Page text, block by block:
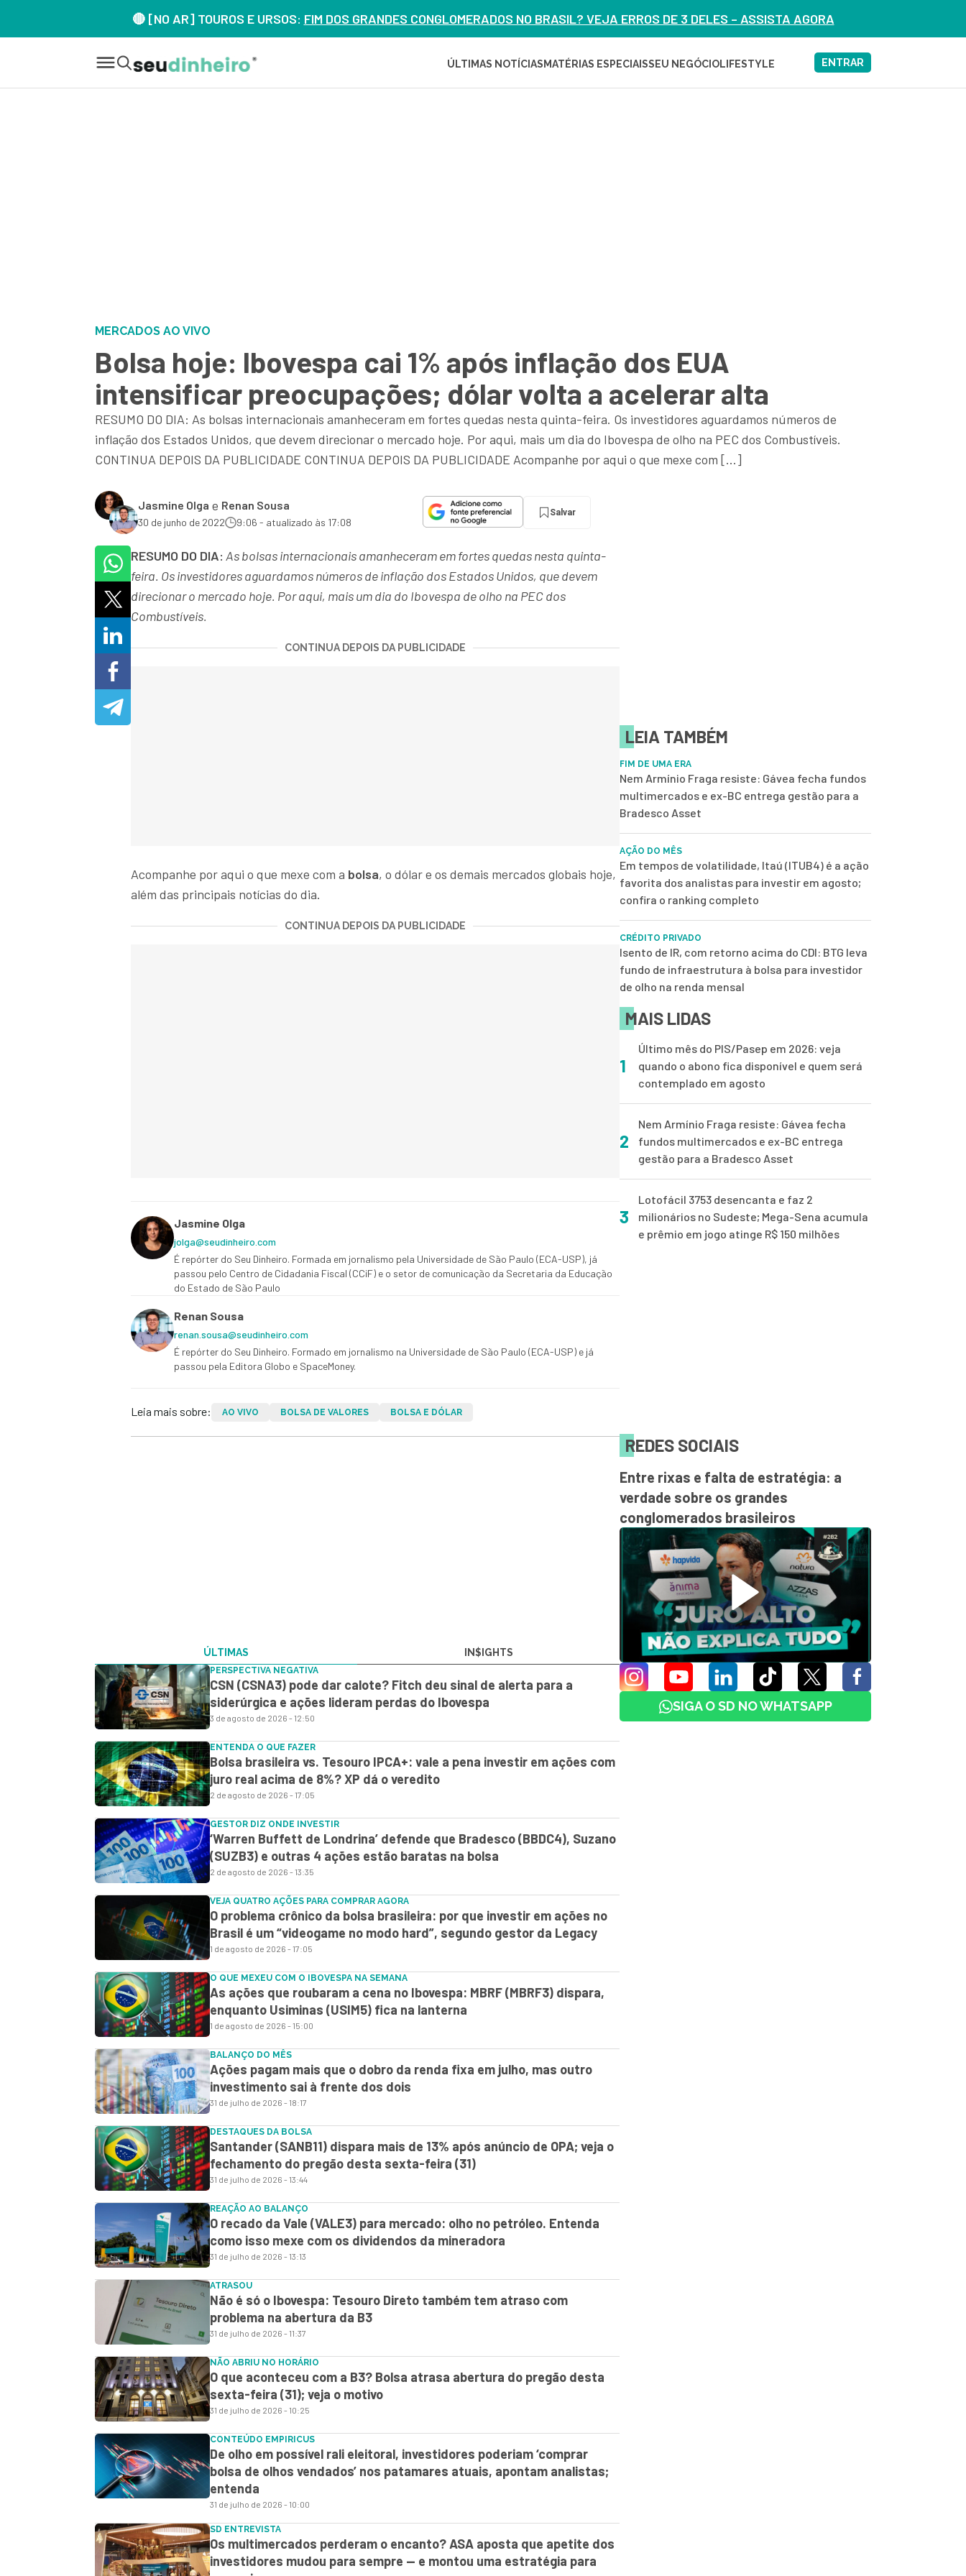
🔴 [NO AR] TOUROS E URSOS: FIM DOS GRANDES CONGLOMERADOS NO BRASIL? VEJA ERROS DE 3 DELES – ASSISTA AGORA
ÚLTIMAS NOTÍCIAS MATÉRIAS ESPECIAISSEU NEGÓCIOLIFESTYLE ENTRAR
MERCADOS AO VIVO
Bolsa hoje: Ibovespa cai 1% após inflação dos EUA
intensificar preocupações; dólar volta a acelerar alta
RESUMO DO DIA: As bolsas internacionais amanheceram em fortes quedas nesta quinta-feira. Os investidores aguardamos números de
inflação dos Estados Unidos, que devem direcionar o mercado hoje. Por aqui, mais um dia do Ibovespa de olho na PEC dos Combustíveis.
CONTINUA DEPOIS DA PUBLICIDADE CONTINUA DEPOIS DA PUBLICIDADE Acompanhe por aqui o que mexe com […]
Jasmine Olga e Renan Sousa
30 de junho de 2022 9:06 - atualizado às 17:08
Salvar
RESUMO DO DIA: As bolsas internacionais amanheceram em fortes quedas nesta quinta-
feira. Os investidores aguardamos números de inflação dos Estados Unidos, que devem
direcionar o mercado hoje. Por aqui, mais um dia do Ibovespa de olho na PEC dos
Combustíveis.
CONTINUA DEPOIS DA PUBLICIDADE
Acompanhe por aqui o que mexe com a bolsa, o dólar e os demais mercados globais hoje,
além das principais notícias do dia.
CONTINUA DEPOIS DA PUBLICIDADE
Jasmine Olga
jolga@seudinheiro.com
É repórter do Seu Dinheiro. Formada em jornalismo pela Universidade de São Paulo (ECA-USP), já
passou pelo Centro de Cidadania Fiscal (CCiF) e o setor de comunicação da Secretaria da Educação
do Estado de São Paulo
Renan Sousa
renan.sousa@seudinheiro.com
É repórter do Seu Dinheiro. Formado em jornalismo na Universidade de São Paulo (ECA-USP) e já
passou pela Editora Globo e SpaceMoney.
Leia mais sobre: AO VIVO BOLSA DE VALORES BOLSA E DÓLAR
ÚLTIMAS IN$IGHTS
PERSPECTIVA NEGATIVA
CSN (CSNA3) pode dar calote? Fitch deu sinal de alerta para a
siderúrgica e ações lideram perdas do Ibovespa
3 de agosto de 2026 - 12:50
ENTENDA O QUE FAZER
Bolsa brasileira vs. Tesouro IPCA+: vale a pena investir em ações com
juro real acima de 8%? XP dá o veredito
2 de agosto de 2026 - 17:05
GESTOR DIZ ONDE INVESTIR
‘Warren Buffett de Londrina’ defende que Bradesco (BBDC4), Suzano
(SUZB3) e outras 4 ações estão baratas na bolsa
2 de agosto de 2026 - 13:35
VEJA QUATRO AÇÕES PARA COMPRAR AGORA
O problema crônico da bolsa brasileira: por que investir em ações no
Brasil é um “videogame no modo hard”, segundo gestor da Legacy
1 de agosto de 2026 - 17:05
O QUE MEXEU COM O IBOVESPA NA SEMANA
As ações que roubaram a cena no Ibovespa: MBRF (MBRF3) dispara,
enquanto Usiminas (USIM5) fica na lanterna
1 de agosto de 2026 - 15:00
BALANÇO DO MÊS
Ações pagam mais que o dobro da renda fixa em julho, mas outro
investimento sai à frente dos dois
31 de julho de 2026 - 18:17
DESTAQUES DA BOLSA
Santander (SANB11) dispara mais de 13% após anúncio de OPA; veja o
fechamento do pregão desta sexta-feira (31)
31 de julho de 2026 - 13:44
REAÇÃO AO BALANÇO
O recado da Vale (VALE3) para mercado: olho no petróleo. Entenda
como isso mexe com os dividendos da mineradora
31 de julho de 2026 - 13:13
ATRASOU
Não é só o Ibovespa: Tesouro Direto também tem atraso com
problema na abertura da B3
31 de julho de 2026 - 11:37
NÃO ABRIU NO HORÁRIO
O que aconteceu com a B3? Bolsa atrasa abertura do pregão desta
sexta-feira (31); veja o motivo
31 de julho de 2026 - 10:25
CONTEÚDO EMPIRICUS
De olho em possível rali eleitoral, investidores poderiam ‘comprar
bolsa de olhos vendados’ nos patamares atuais, apontam analistas;
entenda
31 de julho de 2026 - 10:00
SD ENTREVISTA
Os multimercados perderam o encanto? ASA aposta que apetite dos
investidores mudou para sempre — e montou uma estratégia para
LEIA TAMBÉM
FIM DE UMA ERA
Nem Armínio Fraga resiste: Gávea fecha fundos
multimercados e ex-BC entrega gestão para a
Bradesco Asset
AÇÃO DO MÊS
Em tempos de volatilidade, Itaú (ITUB4) é a ação
favorita dos analistas para investir em agosto;
confira o ranking completo
CRÉDITO PRIVADO
Isento de IR, com retorno acima do CDI: BTG leva
fundo de infraestrutura à bolsa para investidor
de olho na renda mensal
MAIS LIDAS
1
Último mês do PIS/Pasep em 2026: veja
quando o abono fica disponível e quem será
contemplado em agosto
2
Nem Armínio Fraga resiste: Gávea fecha
fundos multimercados e ex-BC entrega
gestão para a Bradesco Asset
3
Lotofácil 3753 desencanta e faz 2
milionários no Sudeste; Mega-Sena acumula
e prêmio em jogo atinge R$ 150 milhões
REDES SOCIAIS
Entre rixas e falta de estratégia: a
verdade sobre os grandes
conglomerados brasileiros
SIGA O SD NO WHATSAPP